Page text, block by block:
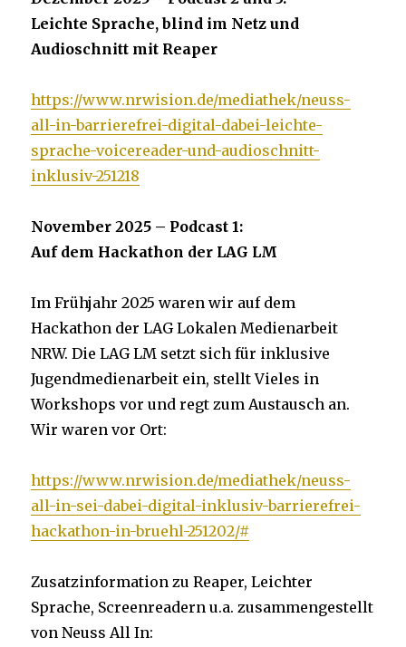
Leichte Sprache, blind im Netz und
Audioschnitt mit Reaper
https://www.nrwision.de/mediathek/neuss-
all-in-barrierefrei-digital-dabei-leichte-
sprache-voicereader-und-audioschnitt-
inklusiv-251218
November 2025 – Podcast 1:
Auf dem Hackathon der LAG LM
Im Frühjahr 2025 waren wir auf dem
Hackathon der LAG Lokalen Medienarbeit
NRW. Die LAG LM setzt sich für inklusive
Jugendmedienarbeit ein, stellt Vieles in
Workshops vor und regt zum Austausch an.
Wir waren vor Ort:
https://www.nrwision.de/mediathek/neuss-
all-in-sei-dabei-digital-inklusiv-barrierefrei-
hackathon-in-bruehl-251202/#
Zusatzinformation zu Reaper, Leichter
Sprache, Screenreadern u.a. zusammengestellt
von Neuss All In: